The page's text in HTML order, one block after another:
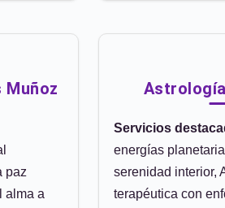
Muñoz
paz
alma a
Servicios
energías
serenidad interior,
terapéutica con